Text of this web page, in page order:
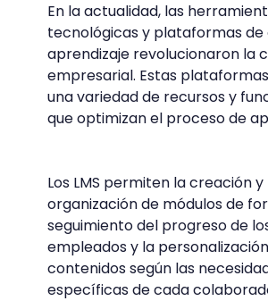
En la actualidad, las
tecnológicas y plataformas de
aprendizaje revolucionaron la
empresarial. Estas
una variedad de recursos y
que optimizan el proceso de
Los LMS permiten la creación y
organización de módulos de
seguimiento del progreso de
empleados y la
contenidos según las
específicas de cada